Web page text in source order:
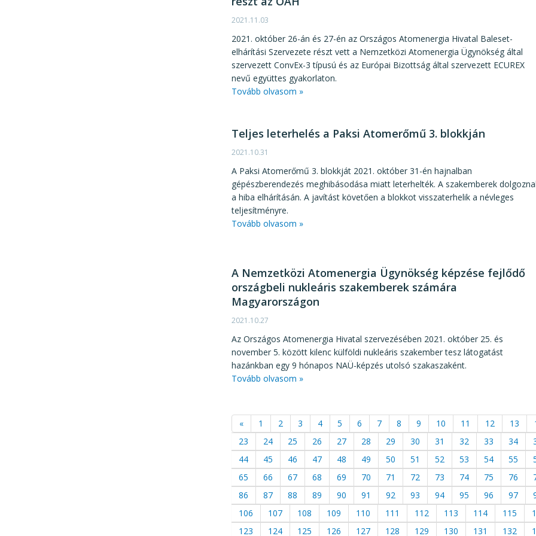
2021.11.03
2021. október 26-án és 27-én az Országos Atomenergia Hivatal Baleset-
elhárítási Szervezete részt vett a Nemzetközi Atomenergia Ügynökség által
szervezett ConvEx-3 típusú és az Európai Bizottság által szervezett ECUREX
nevű együttes gyakorlaton.
Tovább olvasom »
Teljes leterhelés a Paksi Atomerőmű 3. blokkján
2021.10.31
A Paksi Atomerőmű 3. blokkját 2021. október 31-én hajnalban
gépészberendezés meghibásodása miatt leterhelték. A szakemberek
a hiba elhárításán. A javítást követően a blokkot visszaterhelik a névleges
teljesítményre.
Tovább olvasom »
A Nemzetközi Atomenergia Ügynökség képzése fejlődő
országbeli nukleáris szakemberek számára
Magyarországon
2021.10.27
Az Országos Atomenergia Hivatal szervezésében 2021. október 25. és
november 5. között kilenc külföldi nukleáris szakember tesz látogatást
hazánkban egy 9 hónapos NAÜ-képzés utolsó szakaszaként.
Tovább olvasom »
« 1 2 3 4 5 6 7 8 9 10 11 12 13
23
24 25 26 27 28 29 30 31 32 33 34
44
45 46 47 48 49 50 51 52 53 54 55
65
66 67 68 69 70 71 72 73 74 75 76
86
87 88 89 90 91 92 93 94 95 96 97
106
107 108 109 110 111 112 113 114 115
123
124 125 126 127 128 129 130 131 132